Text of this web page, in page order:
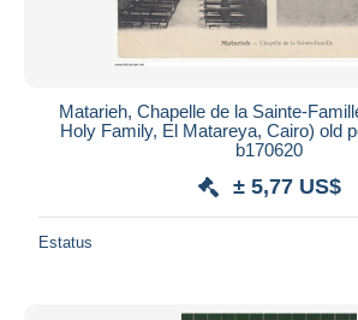
Matarieh, Chapelle de la Sainte-
Holy Family, El Matareya, Cairo) old
b170620
± 5,77 US$
Estatus